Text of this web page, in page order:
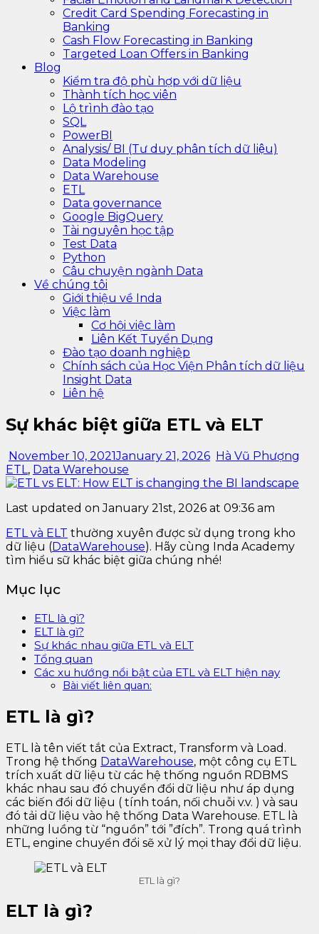
Credit Card Spending Forecasting in
Banking
Cash Flow Forecasting in Banking
Targeted Loan Offers in Banking
Blog
Kiểm tra độ phù hợp với dữ liệu
Thành tích học viên
Lộ trình đào tạo
SQL
PowerBI
Analysis/ BI (Tư duy phân tích dữ liệu)
Data Modeling
Data Warehouse
ETL
Data governance
Google BigQuery
Tài nguyên học tập
Test Data
Python
Câu chuyện ngành Data
Về chúng tôi
Giới thiệu về Inda
Việc làm
Cơ hội việc làm
Liên Kết Tuyển Dụng
Đào tạo doanh nghiệp
Chính sách của Học Viện Phân tích dữ liệu
Insight Data
Liên hệ
Sự khác biệt giữa ETL và ELT
November 10, 2021January 21, 2026 Hà Vũ Phượng
ETL, Data Warehouse
Last updated on January 21st, 2026 at 09:36 am
ETL và ELT thường xuyên được sử dụng trong kho
dữ liệu (DataWarehouse). Hãy cùng Inda Academy
tìm hiểu sữ khác biệt giữa chúng nhé!
Mục lục
ETL là gì?
ELT là gì?
Sự khác nhau giữa ETL và ELT
Tổng quan
Các xu hướng nổi bật của ETL và ELT hiện nay
Bài viết liên quan:
ETL là gì?
ETL là tên viết tắt của Extract, Transform và Load.
Trong hệ thống DataWarehouse, một công cụ ETL
trích xuất dữ liệu từ các hệ thống nguồn RDBMS
khác nhau sau đó chuyển đổi dữ liệu như áp dụng
các biến đổi dữ liệu ( tính toán, nối chuỗi v.v. ) và sau
đó tải dữ liệu vào hệ thống Data Warehouse. ETL là
những luồng từ “nguồn” tới ”đích”. Trong quá trình
ETL, engine chuyển đổi sẽ xử lý mọi thay đổi dữ liệu.
ETL là gì?
ELT là gì?